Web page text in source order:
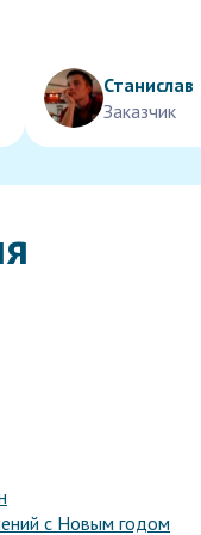
Станислав
Заказчик
с Новым годом